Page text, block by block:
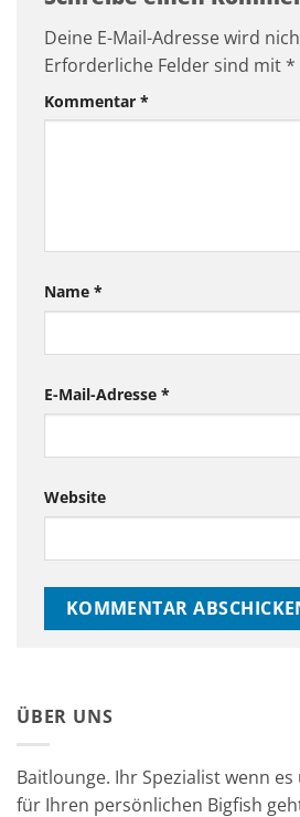
Deine E-Mail-Adresse wird
Erforderliche Felder sind mit *
Kommentar *
Name *
E-Mail-Adresse *
Website
ÜBER UNS
Baitlounge. Ihr Spezialist wenn
für Ihren persönlichen Bigfish